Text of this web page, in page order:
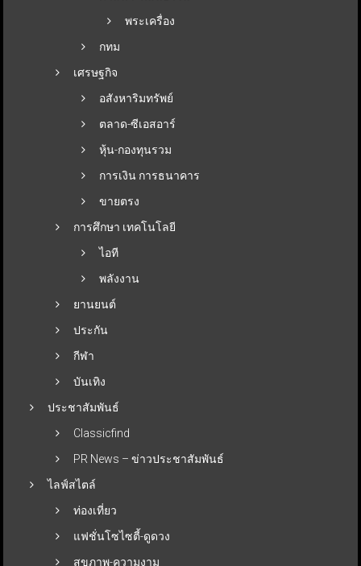
พระเครื่อง
กทม
เศรษฐกิจ
อสังหาริมทรัพย์
ตลาด-ซีเอสอาร์
หุ้น-กองทุนรวม
การเงิน การธนาคาร
ขายตรง
การศึกษา เทคโนโลยี
ไอที
พลังงาน
ยานยนต์
ประกัน
กีฬา
บันเทิง
ประชาสัมพันธ์
Classicfind
PR News – ข่าวประชาสัมพันธ์
ไลฟ์สไตล์
ท่องเที่ยว
แฟชั่นโซไซตี้-ดูดวง
สุขภาพ-ความงาม